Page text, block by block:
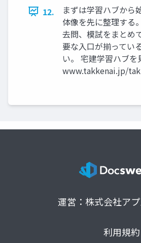
12.
まずは学習ハブから
体像を先に整理する
去問、模試をまとめ
要な入口が揃ってい
い。 宅建学習ハブを
www.takkenai.jp/
運営：株式会社ア
利用規約